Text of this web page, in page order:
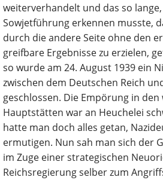
weiterverhandelt und das so
Sowjetführung erkennen musste,
durch die andere Seite ohne den
greifbare Ergebnisse zu erzielen,
so wurde am 24. August 1939 ein
zwischen dem Deutschen Reich
geschlossen. Die Empörung in den
Hauptstätten war an Heuchelei
hatte man doch alles getan,
ermutigen. Nun sah man sich der
im Zuge einer strategischen
Reichsregierung selber zum